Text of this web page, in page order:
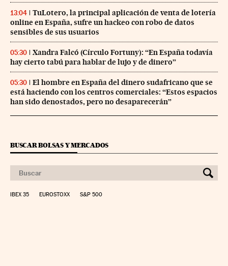
13:04
TuLotero, la principal aplicación de venta de lotería
online en España, sufre un hackeo con robo de datos
sensibles de sus usuarios
05:30
Xandra Falcó (Círculo Fortuny): “En España todavía
hay cierto tabú para hablar de lujo y de dinero”
05:30
El hombre en España del dinero sudafricano que se
está haciendo con los centros comerciales: “Estos espacios
han sido denostados, pero no desaparecerán”
BUSCAR BOLSAS Y MERCADOS
IBEX 35 EUROSTOXX S&P 500